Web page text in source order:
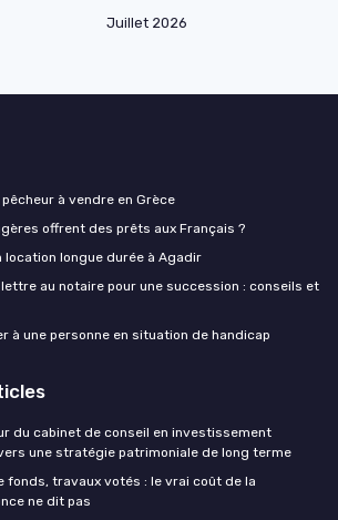
Juillet 2026
à vendre en Grèce
offrent des prêts aux Français ?
location longue durée à Agadir
au notaire pour une succession : conseils et
à une personne en situation de handicap
du cabinet de conseil en investissement
une stratégie patrimoniale de long terme
fonds, travaux votés : le vrai coût de la
ne dit pas